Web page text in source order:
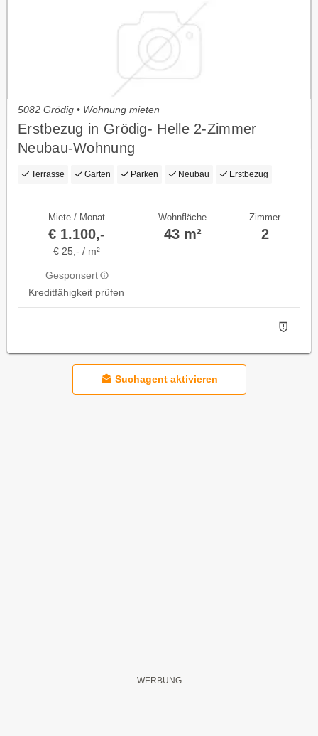
5082 Grödig • Wohnung mieten
Erstbezug in Grödig- Helle 2-Zimmer
Neubau-Wohnung
Terrasse Garten Parken Neubau Erstbezug
Miete / Monat
€ 1.100,-
€ 25,- / m²
Gesponsert
Kreditfähigkeit prüfen
Wohnfläche
43 m²
Zimmer
2
Suchagent aktivieren